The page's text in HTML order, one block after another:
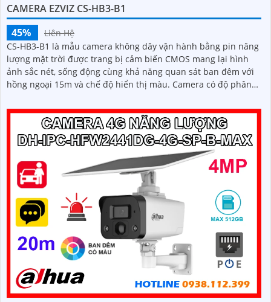
CAMERA EZVIZ CS-HB3-B1
45%
Liên Hệ
CS-HB3-B1 là mẫu camera không dây vận hành bằng pin năng
lượng mặt trời được trang bị cảm biến CMOS mang lại hình
ảnh sắc nét, sống động cùng khả năng quan sát ban đêm với
hồng ngoại 15m và chế độ hiển thị màu. Camera có độ phân